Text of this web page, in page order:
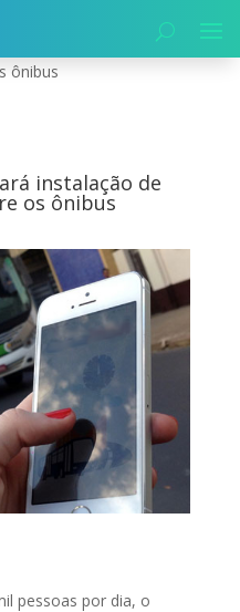
fiscalizará instalação
ônibus
instalação de
os ônibus
pessoas por dia, o